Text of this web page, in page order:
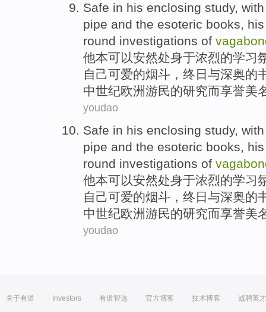
Safe in his enclosing study, with
pipe and the esoteric books, his
round investigations of
他本可以安然处身于浓烈的学习
自己可爱的烟斗 ，终日 与深奥的
中世纪欧洲游民的研究而享誉美
youdao
Safe in his enclosing study, with
pipe and the esoteric books, his
round investigations of
他本可以安然处身于浓烈的学习
自己可爱的烟斗 ，终日 与深奥的
中世纪欧洲游民的研究而享誉美
youdao
关于有道 Investors 有道智选 官方博客 技术博客 诚聘英才